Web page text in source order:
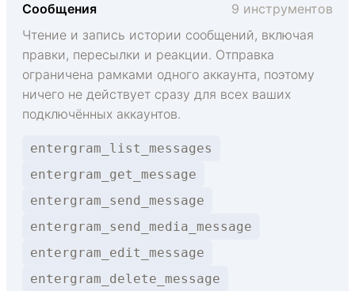
Сообщения
9 инструментов
Чтение и запись истории сообщений, включая
правки, пересылки и реакции. Отправка
ограничена рамками одного аккаунта, поэтому
ничего не действует сразу для всех ваших
подключённых аккаунтов.
entergram_list_messages
entergram_get_message
entergram_send_message
entergram_send_media_message
entergram_edit_message
entergram_delete_message